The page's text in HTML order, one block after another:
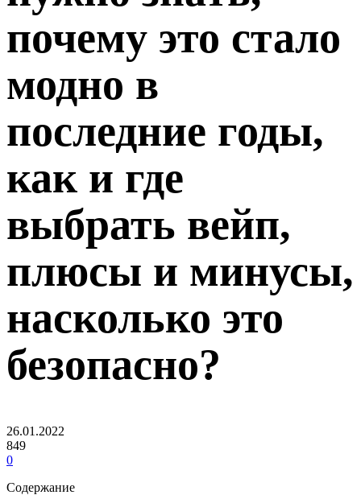
почему это стало
модно в
последние годы,
как и где
выбрать вейп,
плюсы и минусы,
насколько это
безопасно?
26.01.2022
849
0
Содержание